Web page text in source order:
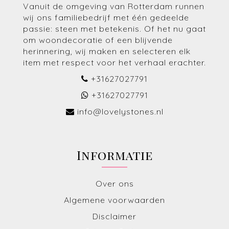
geselecteerd. Zo ben jij verzekerd van de
mooiste en zuiverste edelstenen. Naast
kaarshouders hebben we een mooie
selectieboekensteunen enagaten op
standaarddie leuk zijn om te combineren.
Ben je net verhuisd en wil je van jouw
nieuwe huis een thuis maken? Onze
sfeerlicht zorgen dat jij je binnen no time
thuis voelt!
waxinelichthouder
als luxe cadeau
Wil je graag een origineel cadeau geven
voor een verjaardag of housewarming?
Vanuit de omgeving van Rotterdam runnen
wij ons familiebedrijf met één gedeelde
passie: steen met betekenis. Of het nu gaat
om woondecoratie of een blijvende
herinnering, wij maken en selecteren elk
item met respect voor het verhaal erachter.
+31627027791
+31627027791
info@lovelystones.nl
Informatie
Over ons
Algemene voorwaarden
Disclaimer